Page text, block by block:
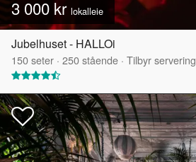
3 000 kr lokalleie
Jubelhuset - HALLOi
150seter · 250stående · Tilbyr servering